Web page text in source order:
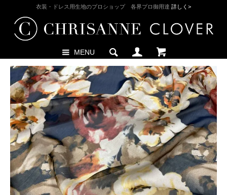
衣装・ドレス用生地のプロショップ 各界プロ御用達 詳しく>
MENU